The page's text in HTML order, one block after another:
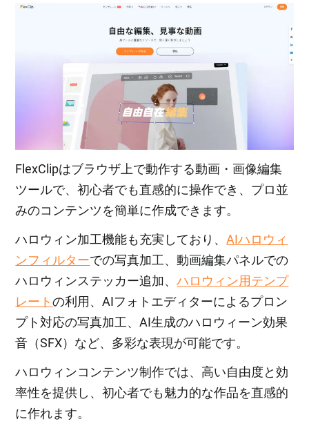
FlexClipはブラウザ上で動作する動画・画像編集
ツールで、初心者でも直感的に操作でき、プロ並
みのコンテンツを簡単に作成できます。
ハロウィン加工機能も充実しており、AIハロウィ
ンフィルターでの写真加工、動画編集パネルでの
ハロウィンステッカー追加、ハロウィン用テンプ
レートの利用、AIフォトエディターによるプロン
プト対応の写真加工、AI生成のハロウィーン効果
音（SFX）など、多彩な表現が可能です。
ハロウィンコンテンツ制作では、高い自由度と効
率性を提供し、初心者でも魅力的な作品を直感的
に作れます。